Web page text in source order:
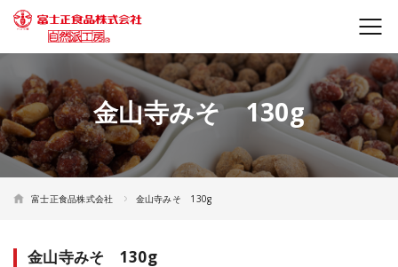
金山寺みそ 130g
富士正食品株式会社 金山寺みそ 130g
金山寺みそ 130g